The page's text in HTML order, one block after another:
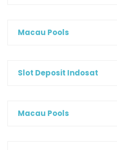
Macau Pools
Slot Deposit Indosat
Macau Pools